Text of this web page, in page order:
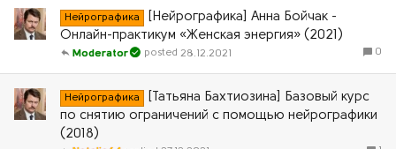
Нейрографика
[Нейрографика] Анна Бойчак -
Онлайн-практикум «Женская энергия» (2021)
0
28.12.2021
Moderator
Нейрографика
[Татьяна Бахтиозина] Базовый курс
по снятию ограничений с помощью нейрографики
(2018)